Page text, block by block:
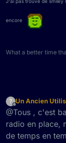
encore
What a better time
?
Hors-ligne
Un Ancien
@Tous , c'est
radio en place,
de temps en